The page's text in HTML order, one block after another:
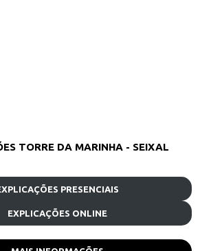
TORRE DA MARINHA - SEIXAL
PRESENCIAIS
EXPLICAÇÕES ONLINE